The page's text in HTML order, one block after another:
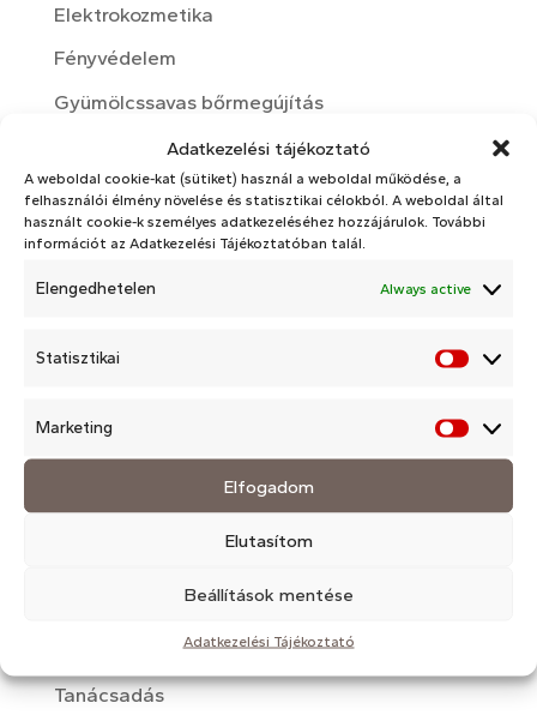
Adatkezelési tájékoztató
A weboldal cookie-kat (sütiket) használ a weboldal működése, a
felhasználói élmény növelése és statisztikai célokból. A weboldal által
használt cookie-k személyes adatkezeléséhez hozzájárulok. További
információt az Adatkezelési Tájékoztatóban talál.
Elengedhetelen Always active
Statisztikai
Marketing
Elfogadom
Elutasítom
Beállítások mentése
Adatkezelési Tájékoztató
Elektrokozmetika
Fényvédelem
Gyümölcssavas bőrmegújítás
Kozmetikai hatóanyagok
Nyári bőrápolás
Otthoni bőrápolási rutin
Téli bőrápolás
Arckezelések
Arckezelések
Kozmetikai masszázsok
Tanácsadás